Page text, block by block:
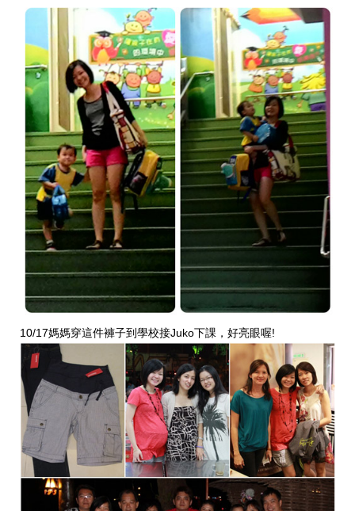
10/17媽媽穿這件褲子到學校接Juko下課，好亮眼喔!